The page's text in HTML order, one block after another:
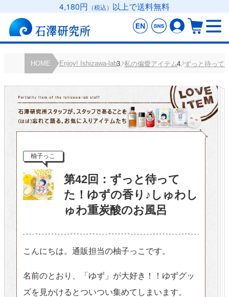
4,180円 （税込） 以上で送料無料
HOME Enjoy! Ishizawa-lab 私の偏愛アイテム ずっと待って
柚子っこ
第42回：ずっと待って
た！ゆずの香り♪しゅわし
ゅわ重炭酸のお風呂
こんにちは。通販担当の柚子っこです。
名前のとおり、「ゆず」が大好き！！ゆずグッ
ズを見かけるとついつい集めてしまいます。